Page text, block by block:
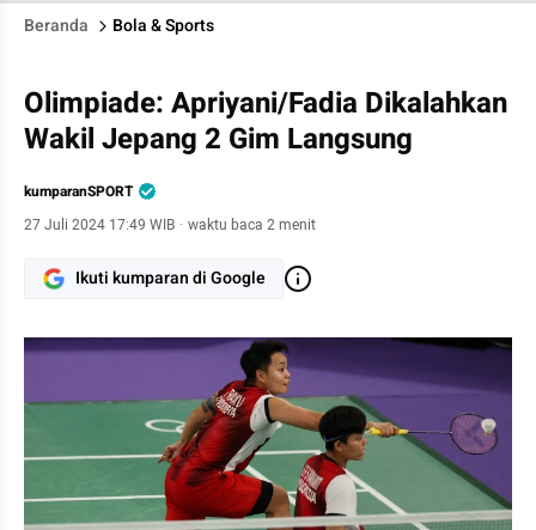
Beranda Bola & Sports
Olimpiade: Apriyani/Fadia Dikalahkan
Wakil Jepang 2 Gim Langsung
kumparanSPORT
27 Juli 2024 17:49 WIB · waktu baca 2 menit
Ikuti kumparan di Google